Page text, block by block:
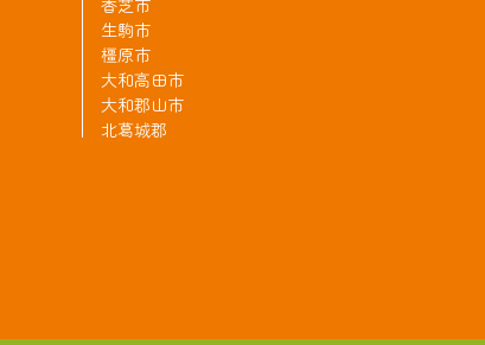
香芝市
生駒市
橿原市
大和高田市
大和郡山市
北葛城郡